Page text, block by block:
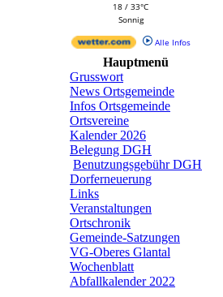
18 / 33°C
Sonnig
Alle Infos
Hauptmenü
Grusswort
News Ortsgemeinde
Infos Ortsgemeinde
Ortsvereine
Kalender 2026
Belegung DGH
Benutzungsgebühr DGH
Dorferneuerung
Links
Veranstaltungen
Ortschronik
Gemeinde-Satzungen
VG-Oberes Glantal
Wochenblatt
Abfallkalender 2022